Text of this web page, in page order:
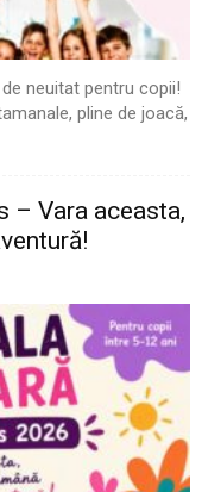
neuitat pentru copii!
pline de joacă,
– Vara aceasta,